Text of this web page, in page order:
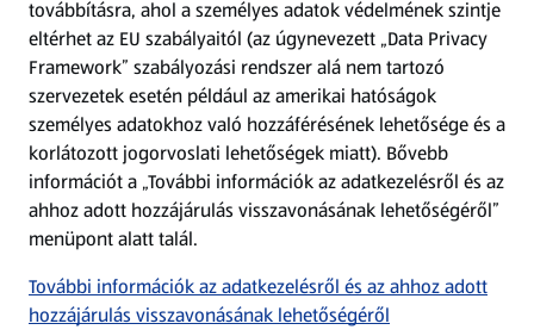
Adattörlő alkalmazás
Szervizpont
(új oldalon nyílik meg)
Fedezz fel minket az interneten!
Töltsd le az ALDI Magyarország applikációt!
továbbításra, ahol a személyes adatok védelmének szintje
eltérhet az EU szabályaitól (az úgynevezett „Data Privacy
Framework” szabályozási rendszer alá nem tartozó
szervezetek esetén például az amerikai hatóságok
személyes adatokhoz való hozzáférésének lehetősége és a
korlátozott jogorvoslati lehetőségek miatt). Bővebb
információt a „További információk az adatkezelésről és az
ahhoz adott hozzájárulás visszavonásának lehetőségéről”
menüpont alatt talál.
További információk az adatkezelésről és az ahhoz adott
hozzájárulás visszavonásának lehetőségéről